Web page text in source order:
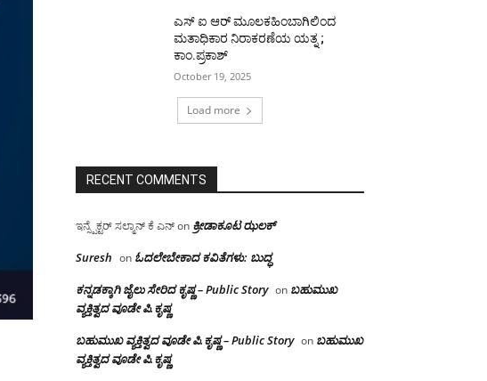
ಎಸ್ ಐ ಆರ್ ಮೂಲಕಹಿಂಬಾಗಿಲಿಂದ
ಮತಾಧಿಕಾರ ನಿರಾಕರಣೆಯ ಯತ್ನ ;
ಕಾಂ.ಪ್ರಕಾಶ್
October 19, 2025
Load more
RECENT COMMENTS
ಇನ್ಸ್ಪೆಕ್ಟರ್ ಸಲ್ಮಾನ್ ಕೆ ಎನ್on ಕ್ರೀಡಾಕೂಟ ಝಲಕ್
Suresh on ಓದಲೇಬೇಕಾದ‌ ಕವಿತೆಗಳು: ಬುದ್ಧ
ಕನ್ನಡಕ್ಕಾಗಿ ಜೈಲು ಸೇರಿದ ಕೃಷ್ಣ – Public Story on ಬಹುಮುಖ
ವ್ಯಕ್ತಿತ್ವದ ವೂಡೇ ಪಿ.ಕೃಷ್ಣ
ಬಹುಮುಖ ವ್ಯಕ್ತಿತ್ವದ ವೂಡೇ ಪಿ.ಕೃಷ್ಣ – Public Story on ಬಹುಮುಖ
ವ್ಯಕ್ತಿತ್ವದ ವೂಡೇ ಪಿ.ಕೃಷ್ಣ